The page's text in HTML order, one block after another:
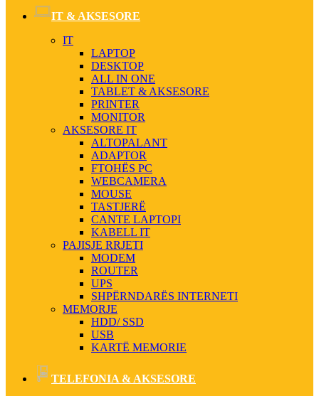
IT & AKSESORE
IT
LAPTOP
DESKTOP
ALL IN ONE
TABLET & AKSESORE
PRINTER
MONITOR
AKSESORE IT
ALTOPALANT
ADAPTOR
FTOHËS PC
WEBCAMERA
MOUSE
TASTJERË
CANTE LAPTOPI
KABELL IT
PAJISJE RRJETI
MODEM
ROUTER
UPS
SHPËRNDARËS INTERNETI
MEMORJE
HDD/ SSD
USB
KARTË MEMORIE
TELEFONIA & AKSESORE